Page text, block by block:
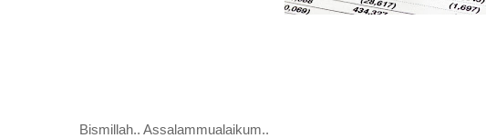
Bismillah.. Assalammualaikum..